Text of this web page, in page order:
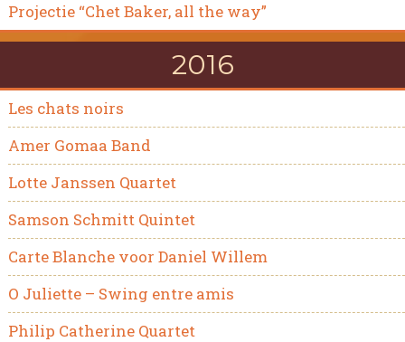
Projectie “Chet Baker, all the way”
2016
Les chats noirs
Amer Gomaa Band
Lotte Janssen Quartet
Samson Schmitt Quintet
Carte Blanche voor Daniel Willem
O Juliette – Swing entre amis
Philip Catherine Quartet